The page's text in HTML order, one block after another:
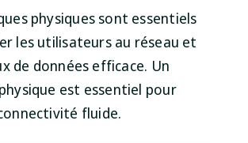
physiques sont essentiels
les utilisateurs au réseau et
de données efficace. Un
est essentiel pour
fluide.